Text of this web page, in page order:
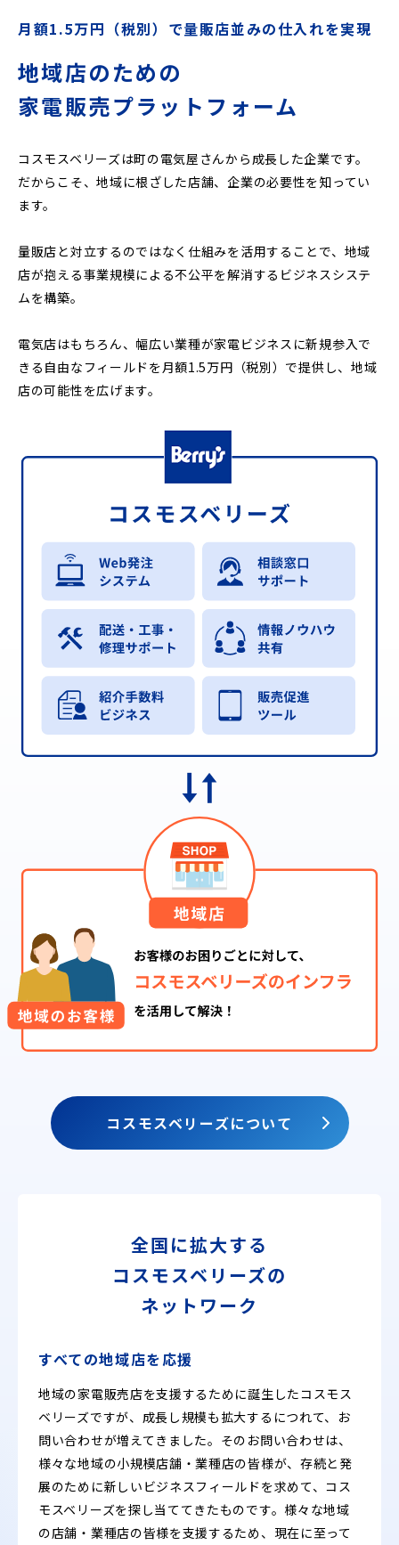
月額1.5万円（税別）で量販店並みの仕入れを実現
地域店のための
家電販売プラットフォーム
コスモスベリーズは町の電気屋さんから成長した企業です。
だからこそ、地域に根ざした店舗、企業の必要性を知ってい
ます。
量販店と対立するのではなく仕組みを活用することで、地域
店が抱える事業規模による不公平を解消するビジネスシステ
ムを構築。
電気店はもちろん、幅広い業種が家電ビジネスに新規参入で
きる自由なフィールドを月額1.5万円（税別）で提供し、地域
店の可能性を広げます。
コスモスベリーズについて
全国に拡大する
コスモスベリーズの
ネットワーク
すべての地域店を応援
地域の家電販売店を支援するために誕生したコスモス
ベリーズですが、成長し規模も拡大するにつれて、お
問い合わせが増えてきました。そのお問い合わせは、
様々な地域の小規模店舗・業種店の皆様が、存続と発
展のために新しいビジネスフィールドを求めて、コス
モスベリーズを探し当ててきたものです。様々な地域
の店舗・業種店の皆様を支援するため、現在に至って